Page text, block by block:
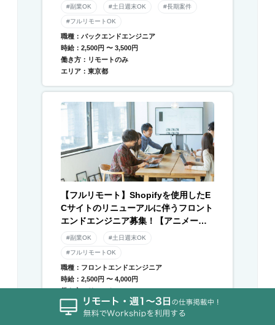
#副業OK #土日週末OK #長期案件
#フルリモートOK
職種：バックエンドエンジニア
時給：2,500円 〜 3,500円
働き方：リモートのみ
エリア：東京都
【フルリモート】Shopifyを使用したE
Cサイトのリニューアルに伴うフロント
エンドエンジニア募集！【アニメーシ
ョン】
#副業OK #土日週末OK
#フルリモートOK
職種：フロントエンドエンジニア
時給：2,500円 〜 4,000円
働き方：リモートのみ
エリア：東京都